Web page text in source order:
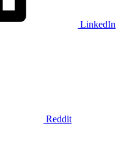
LinkedIn
Reddit